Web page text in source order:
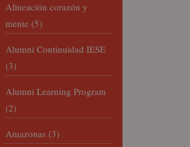
Alineación corazón y
mente (5)
Alumni Continuidad IESE
(3)
Alumni Learning Program
(2)
Amazonas (3)